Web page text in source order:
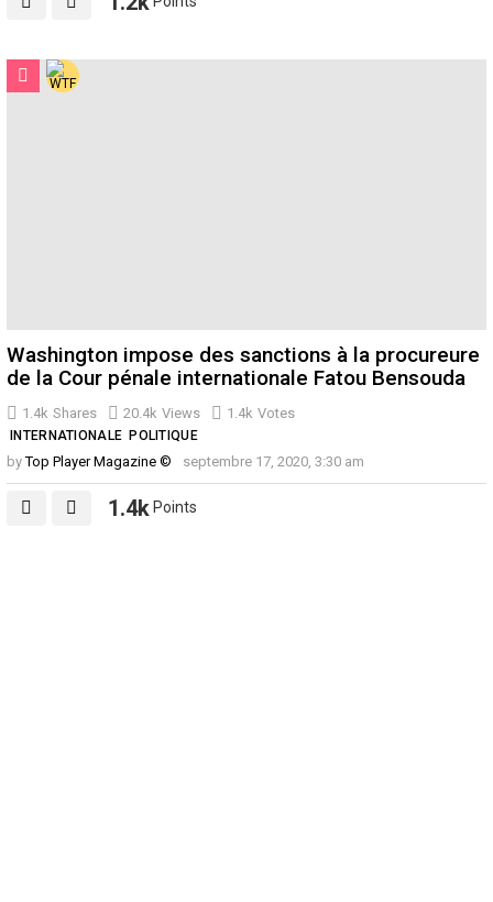
1.4k Shares 20.4k Views 1.4k Votes
INTERNATIONALE POLITIQUE
Washington impose des sanctions à la procureure
de la Cour pénale internationale Fatou Bensouda
by Top Player Magazine © septembre 17, 2020, 3:30 am
1.4kPoints